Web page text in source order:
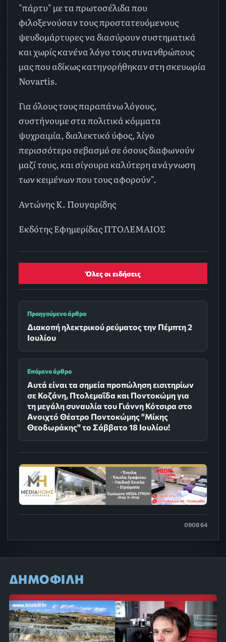
"πάρτυ" με τα πρωτοσέλιδα που
φιλοξενούσαν τους προστατευόμενους
ψευδομάρτυρες να διασύρουν συστηματικά
και χωρίς κανένα λόγο τους συνανθρώπους
μας που αδίκως κατηγορήθηκαν στη σκευωρία
Novartis.
Για όλους τους παραπάνω λόγους,
συστήνουμε στα πολιτικά κόμματα
ψυχραιμία, διαλεκτικό ύφος, λίγο
περισσότερο σεβασμό σε όσους διαφωνούν
μαζί τους, και σίγουρα καλύτερη ανάγνωση
των κειμένων που τους αφορούν".
Αντώνης Κ. Πουγαρίδης
Εκδότης Εφημερίδας ΠΤΟΛΕΜΑΙΟΣ
Όλες οι ειδήσεις
Προηγούμενο άρθρο
Διακοπή ηλεκτρικού ρεύματος την Πέμπτη 2
Ιουλίου
Επόμενο άρθρο
Αυτά είναι τα σημεία προπώληση εισιτηρίων
σε Κοζάνη, Πτολεμαΐδα και Ποντοκώμη για
τη μεγάλη συναυλία του Γιάννη Κότσιρα στο
Ανοιχτό Θέατρο Ποντοκώμης "Μίκης
Θεοδωράκης" το Σάββατο 18 Ιουλίου!
0908 64
ΔΗΜΟΦΙΛΗ